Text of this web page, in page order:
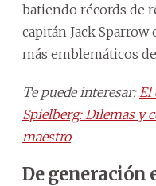
batiendo récords de
capitán Jack
más emblemáticos
Te puede interesar: El
Spielberg: Dilemas y
maestro
De generación